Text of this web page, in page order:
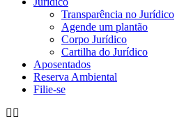
Transparência no Jurídico
Agende um plantão
Corpo Jurídico
Cartilha do Jurídico
Aposentados
Reserva Ambiental
Filie-se